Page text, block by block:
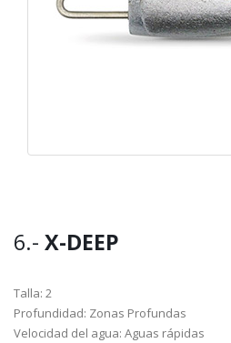
6.- X-DEEP
Talla: 2
Profundidad: Zonas Profundas
Velocidad del agua: Aguas rápidas